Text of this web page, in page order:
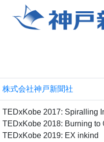
株式会社神戸新聞社
TEDxKobe 2017: Spiralling
TEDxKobe 2018: Burning to
TEDxKobe 2019: EX inkind